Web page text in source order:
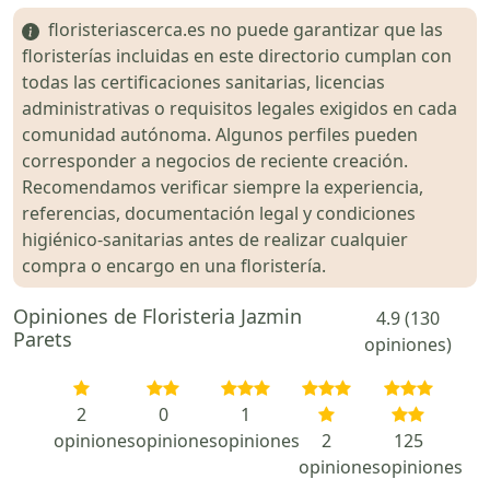
floristeriascerca.es no puede garantizar que las
floristerías incluidas en este directorio cumplan con
todas las certificaciones sanitarias, licencias
administrativas o requisitos legales exigidos en cada
comunidad autónoma. Algunos perfiles pueden
corresponder a negocios de reciente creación.
Recomendamos verificar siempre la experiencia,
referencias, documentación legal y condiciones
higiénico-sanitarias antes de realizar cualquier
compra o encargo en una floristería.
Opiniones de Floristeria Jazmin
Parets
4.9 (130
opiniones)
2
opiniones
0
opiniones
1
opiniones
2
opiniones
125
opiniones